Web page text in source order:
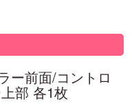
ー前面/コントロ
部 各1枚